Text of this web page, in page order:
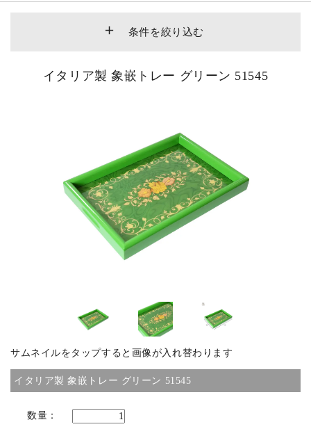
条件を絞り込む
ピックアップ商品
商品カテゴリー/家具
商品カテゴリー/雑貨
サイズ
イタリア製 象嵌トレー グリーン 51545
サムネイルをタップすると画像が入れ替わります
イタリア製 象嵌トレー グリーン 51545
数量：